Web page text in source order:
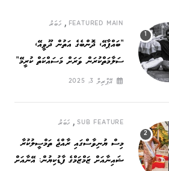
FEATURED MAIN
, ޚަބަރު
”ބައްޕާއޭ، ދޮންބެގެ އަތުން ދޫވީއޭ،
ސަލާމަތްކުރަން ވަރަށް މަސައްކަތް ކުރީމޭ“
އޭޕްރިލް 3, 2025
SUB FEATURE
, ޚަބަރު
މިސް ޔުނިވާސްގައި ރާއްޖެ ތަމްސީލުކުރާ
ޝައިނާއަށް ޒަމްޒަމްގެ ފާޑުކިޔުން: އޭނާއަށް